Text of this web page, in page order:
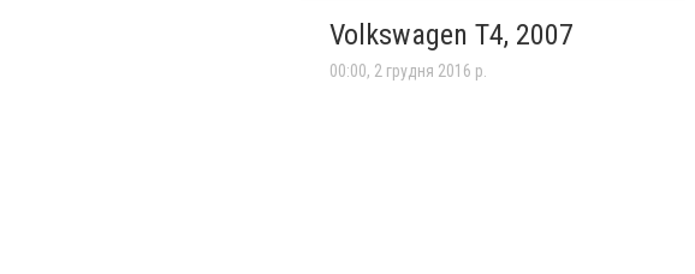
Volkswagen T4, 2007
00:00, 2 грудня 2016 р.